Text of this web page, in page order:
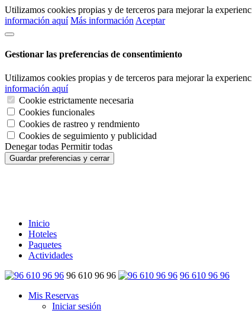
Utilizamos cookies propias y de terceros para mejorar la
información aquí Más información Aceptar
Gestionar las preferencias de consentimiento
Utilizamos cookies propias y de terceros para mejorar la
información aquí
Cookie estrictamente necesaria
Cookies funcionales
Cookies de rastreo y rendmiento
Cookies de seguimiento y publicidad
Denegar todas Permitir todas
Guardar preferencias y cerrar
Inicio
Hoteles
Paquetes
Actividades
96 610 96 96
96 610 96 96
Mis Reservas
Iniciar sesión